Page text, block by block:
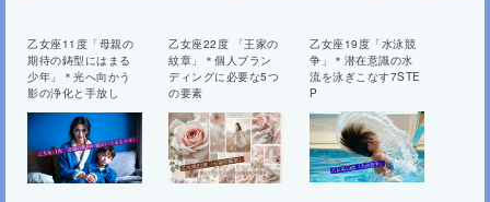
乙女座11度「母親の
期待の鋳型にはまる
少年」＊光へ向かう
影の浄化と手放し
乙女座22度 「王家の
紋章」＊個人ブラン
ディングに必要な5つ
の要素
乙女座19度「水泳競
争」＊潜在意識の水
流を泳ぎこなす7STE
P